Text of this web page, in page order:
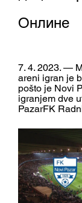
Онлине
7. 4. 2023. —
areni igran je
pošto je Novi
igranjem dve
PazarFK